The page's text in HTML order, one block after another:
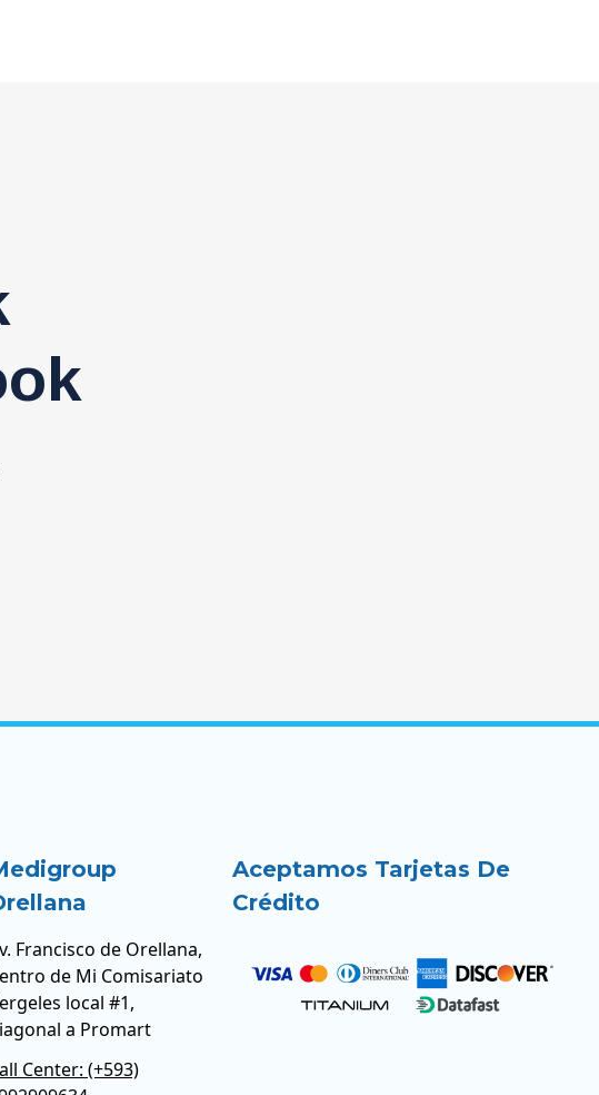
Francisco de Orellana,
de Mi Comisariato
local #1,
a Promart
Center: (+593)
Aceptamos Tarjetas De
Crédito